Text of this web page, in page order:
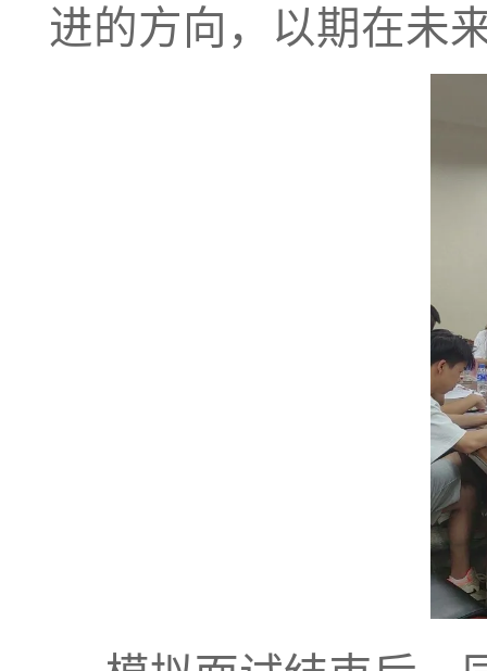
进的方向，以期在未